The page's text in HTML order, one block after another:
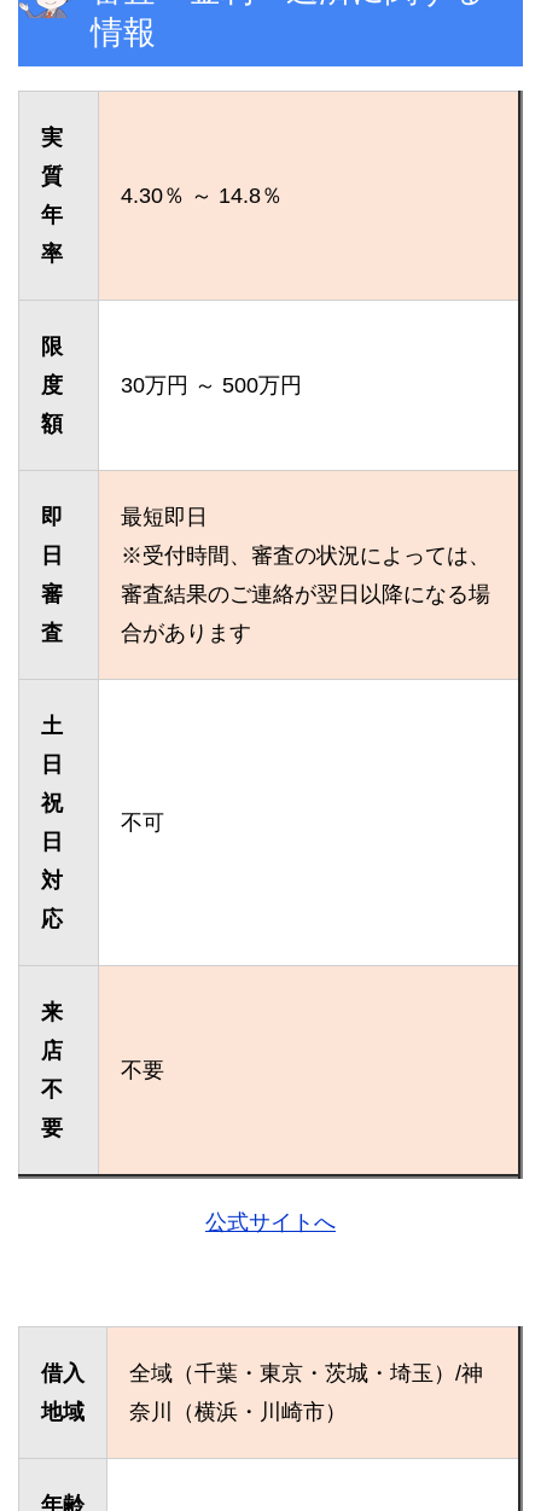
情報
実
質
年
率
4.30％ ～ 14.8％
限
度
額
30万円 ～ 500万円
即
日
審
査
最短即日
※受付時間、審査の状況によっては、
審査結果のご連絡が翌日以降になる場
合があります
土
日
祝
日
対
応
不可
来
店
不
要
不要
公式サイトへ
借入
地域
全域（千葉・東京・茨城・埼玉）/神
奈川（横浜・川崎市）
年齢